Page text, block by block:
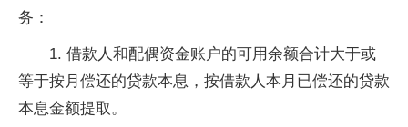
务：
1. 借款人和配偶资金账户的可用余额合计大于或
等于按月偿还的贷款本息，按借款人本月已偿还的贷款
本息金额提取。